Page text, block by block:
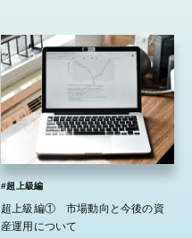
#超上級編
超上級編① 市場動向と今後の資
産運用について